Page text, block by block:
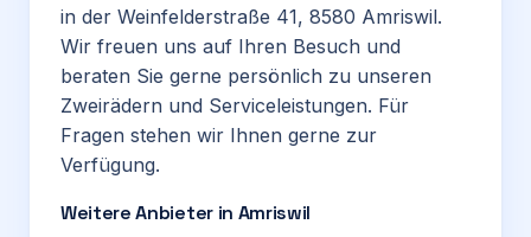
in der Weinfelderstraße 41, 8580 Amriswil.
Wir freuen uns auf Ihren Besuch und
beraten Sie gerne persönlich zu unseren
Zweirädern und Serviceleistungen. Für
Fragen stehen wir Ihnen gerne zur
Verfügung.
Weitere Anbieter in Amriswil